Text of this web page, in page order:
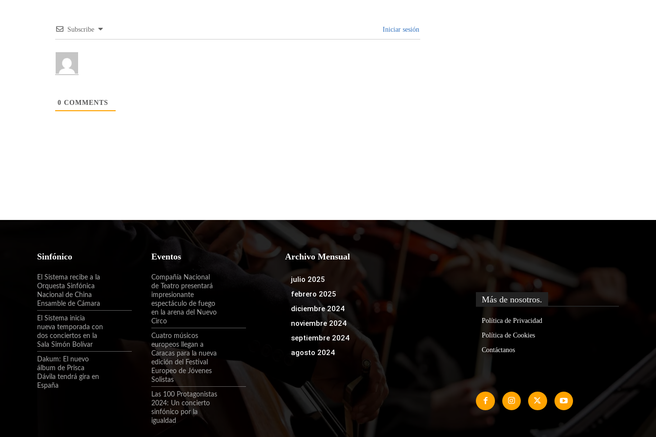
Subscribe Iniciar sesión
0 COMMENTS
Sinfónico
El Sistema recibe a la
Orquesta Sinfónica
Nacional de China
Ensamble de Cámara
El Sistema inicia
nueva temporada con
dos conciertos en la
Sala Simón Bolívar
Dakum: El nuevo
álbum de Prisca
Dávila tendrá gira en
España
Eventos
Compañía Nacional
de Teatro presentará
impresionante
espectáculo de fuego
en la arena del Nuevo
Circo
Cuatro músicos
europeos llegan a
Caracas para la nueva
edición del Festival
Europeo de Jóvenes
Solistas
Las 100 Protagonistas
2024: Un concierto
sinfónico por la
igualdad
Archivo Mensual
julio 2025
febrero 2025
diciembre 2024
noviembre 2024
septiembre 2024
agosto 2024
Más de nosotros.
Política de Privacidad
Política de Cookies
Contáctanos